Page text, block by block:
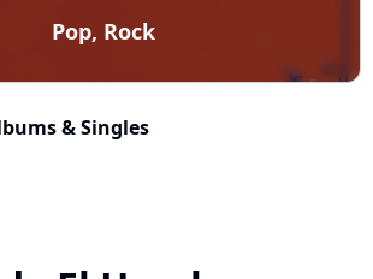
Pop, Rock
& Singles